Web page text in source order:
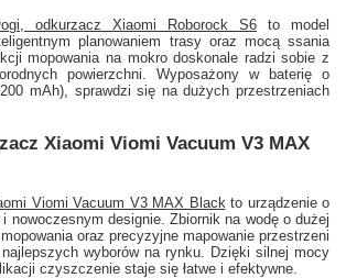
odkurzacz Xiaomi Roborock S6 to model
planowaniem trasy oraz mocą ssania
mopowania na mokro doskonale radzi sobie z
powierzchni. Wyposażony w baterię o
mAh), sprawdzi się na dużych przestrzeniach
Xiaomi Viomi Vacuum V3 MAX
Viomi Vacuum V3 MAX Blackto urządzenie o
nowoczesnym designie. Zbiornik na wodę o dużej
oraz precyzyjne mapowanie przestrzeni
wyborów na rynku. Dzięki silnej mocy
czyszczenie staje się łatwe i efektywne.